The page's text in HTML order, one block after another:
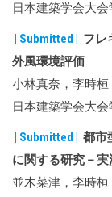
日本建築学会大会
| Submitted | フレ
外風環境評価
小林真奈，李時桓
日本建築学会大会
| Submitted | 都市
に関する研究－
並木菜津，李時桓